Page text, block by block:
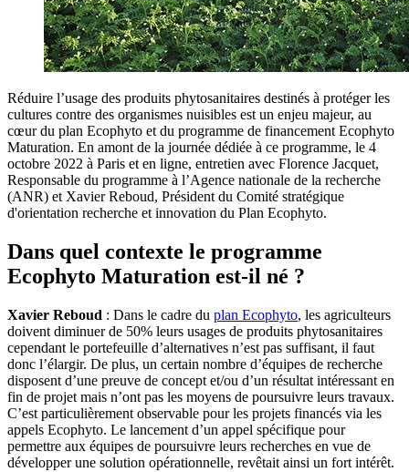
Réduire l’usage des produits phytosanitaires destinés à protéger les
cultures contre des organismes nuisibles est un enjeu majeur, au
cœur du plan Ecophyto et du programme de financement Ecophyto
Maturation. En amont de la journée dédiée à ce programme, le 4
octobre 2022 à Paris et en ligne, entretien avec Florence Jacquet,
Responsable du programme à l’Agence nationale de la recherche
(ANR) et Xavier Reboud, Président du Comité stratégique
d'orientation recherche et innovation du Plan Ecophyto.
Dans quel contexte le programme
Ecophyto Maturation est-il né ?
Xavier Reboud : Dans le cadre du plan Ecophyto, les agriculteurs
doivent diminuer de 50% leurs usages de produits phytosanitaires
cependant le portefeuille d’alternatives n’est pas suffisant, il faut
donc l’élargir. De plus, un certain nombre d’équipes de recherche
disposent d’une preuve de concept et/ou d’un résultat intéressant en
fin de projet mais n’ont pas les moyens de poursuivre leurs travaux.
C’est particulièrement observable pour les projets financés via les
appels Ecophyto. Le lancement d’un appel spécifique pour
permettre aux équipes de poursuivre leurs recherches en vue de
développer une solution opérationnelle, revêtait ainsi un fort intérêt.